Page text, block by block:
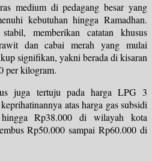
medium di pedagang besar yang
kebutuhan hingga Ramadhan.
memberikan catatan khusus
dan cabai merah yang mulai
signifikan, yakni berada di kisaran
per kilogram.
juga tertuju pada harga LPG 3
atas harga gas subsidi
Rp38.000 di wilayah kota
Rp50.000 sampai Rp60.000 di